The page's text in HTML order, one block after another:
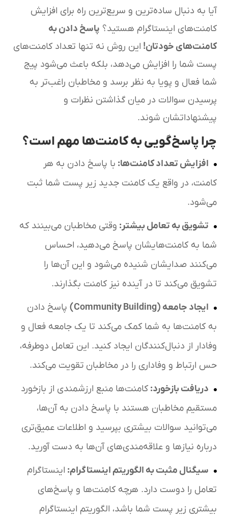
آیا به دنبال ساده‌ترین و سریع‌ترین راه برای افزایش
کامنت‌های اینستاگرام هستید؟ پاسخ دادن به
کامنت‌های خودتان! این روش نه تنها تعداد کامنت‌های
پست شما را افزایش می‌دهد، بلکه باعث می‌شود پیج
شما فعال و پویا به نظر برسد و مخاطبان راغب‌تر به
پرسیدن سوالات در میان گذاشتن نظرات و
پیشنهاداتشان شوند.
چرا پاسخ‌گویی به کامنت‌ها مهم است؟
افزایش تعداد کامنت‌ها: با پاسخ دادن به هر
کامنت، در واقع یک کامنت جدید زیر پست شما ثبت
می‌شود.
تشویق به تعامل بیشتر: وقتی مخاطبان می‌بینند که
شما به کامنت‌هایشان پاسخ می‌دهید، احساس
می‌کنند صدایشان شنیده می‌شود و این آن‌ها را
تشویق می‌کند تا در آینده نیز کامنت بگذارند.
ایجاد جامعه (Community Building)
پاسخ دادن
به کامنت‌ها به شما کمک می‌کند تا یک جامعه فعال و
وفادار از دنبال‌کنندگان ایجاد کنید. این تعامل دوطرفه،
حس ارتباط و وفاداری را در مخاطبان تقویت می‌کند.
دریافت بازخورد: کامنت‌ها منبع ارزشمندی از بازخورد
مستقیم مخاطبان هستند با پاسخ دادن به آن‌ها،
می‌توانید سوالات بیشتری بپرسید و اطلاعات عمیق‌تری
درباره نیازها و علاقه‌مندی‌های آن‌ها به دست آورید.
سیگنال مثبت به الگوریتم اینستاگرام: اینستاگرام
تعامل را دوست دارد. هرچه کامنت‌ها و پاسخ‌های
بیشتری زیر پست شما باشد، الگوریتم اینستاگرام